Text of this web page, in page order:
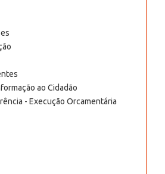
ao Cidadão
- Execução Orcamentária